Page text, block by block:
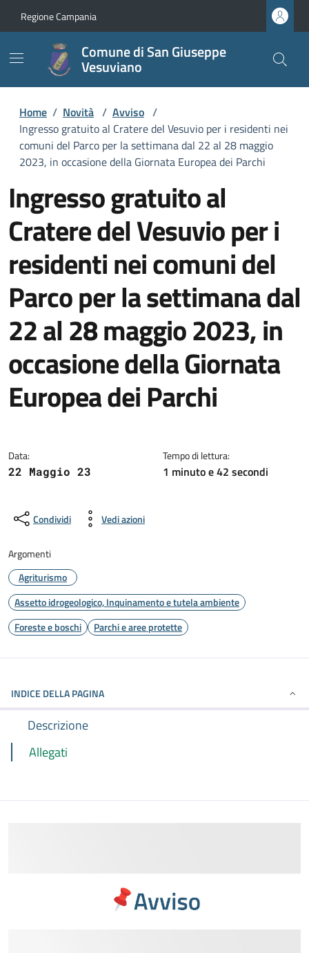
Regione Campania
Comune di San Giuseppe
Vesuviano
Home / Novità / Avviso /
Ingresso gratuito al Cratere del Vesuvio per i residenti nei
comuni del Parco per la settimana dal 22 al 28 maggio
2023, in occasione della Giornata Europea dei Parchi
Ingresso gratuito al
Cratere del Vesuvio per i
residenti nei comuni del
Parco per la settimana dal
22 al 28 maggio 2023, in
occasione della Giornata
Europea dei Parchi
Data:
22 Maggio 23
Tempo di lettura:
1 minuto e 42 secondi
Condividi Vedi azioni
Argomenti
Agriturismo
Assetto idrogeologico, Inquinamento e tutela ambiente
Foreste e boschi
Parchi e aree protette
INDICE DELLA PAGINA
Descrizione
Allegati